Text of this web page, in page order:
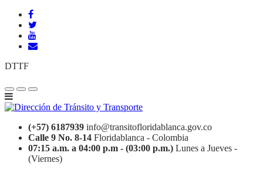
DTTF
(+57) 6187939 info@transitofloridablanca.gov.co
Calle 9 No. 8-14 Floridablanca - Colombia
07:15 a.m. a 04:00 p.m - (03:00 p.m.) Lunes a Jueves -
(Viernes)